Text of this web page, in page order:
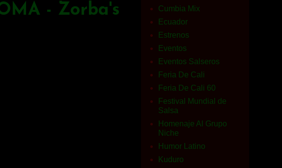
- Zorba's
Cumbia Mix
Ecuador
Estrenos
Eventos
Eventos Salseros
Feria De Cali
Feria De Cali 60
Festival Mundial de
Salsa
Homenaje Al Grupo
Niche
Humor Latino
Kuduro